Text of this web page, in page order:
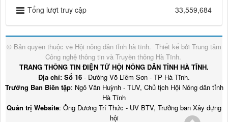
Tổng lượt truy cập
33,559,684
© Bản quyền thuộc về Hội nông dân tỉnh hà tĩnh. Thiết kế bởi Trung tâm
Công nghệ thông tin và Truyền thông Hà Tĩnh.
TRANG THÔNG TIN ĐIỆN TỬ HỘI NÔNG DÂN TỈNH HÀ TĨNH.
Địa chỉ: Số 16 - Đường Võ Liêm Sơn - TP Hà Tĩnh.
Trưởng Ban Biên tập: Ngô Văn Huỳnh - TUV, Chủ tịch Hội Nông dân tỉnh
Hà Tĩnh
Quản trị Website: Ông Dương Trí Thức - UV BTV, Trưởng ban Xây dựng
hội